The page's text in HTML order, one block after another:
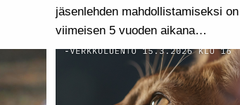
jäsenlehden mahdollistamiseksi on
viimeisen 5 vuoden aikana…